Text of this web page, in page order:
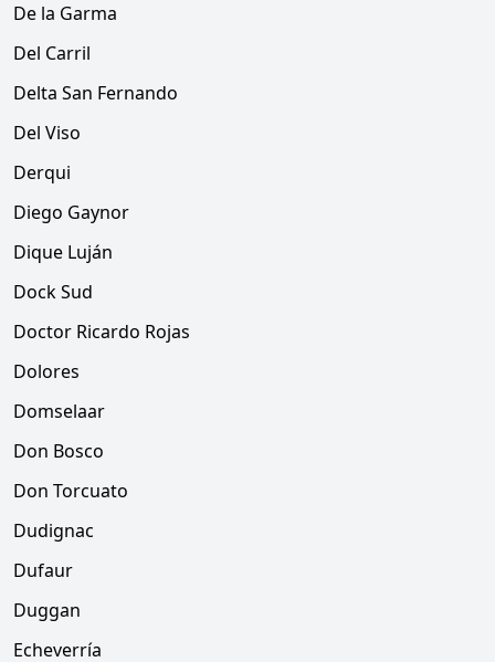
De la Garma
Del Carril
Delta San Fernando
Del Viso
Derqui
Diego Gaynor
Dique Luján
Dock Sud
Doctor Ricardo Rojas
Dolores
Domselaar
Don Bosco
Don Torcuato
Dudignac
Dufaur
Duggan
Echeverría